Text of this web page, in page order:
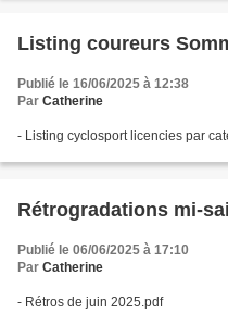
Listing coureurs
Publié le 16/06/2025 à 12:38
Par Catherine
- Listing cyclosport licencies par
Rétrogradations mi-
Publié le 06/06/2025 à 17:10
Par Catherine
- Rétros de juin 2025.pdf